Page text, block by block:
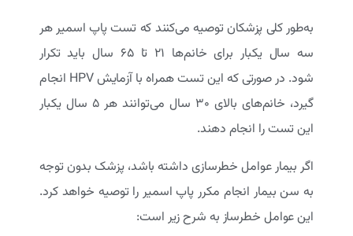
به‌طور کلی پزشکان توصیه می‌کنند که تست پاپ اسمیر هر
سه سال یکبار برای خانم‌ها ۲۱ تا ۶۵ سال باید تکرار
شود. در صورتی که این تست همراه با آزمایش HPV انجام
گیرد، خانم‌های بالای ۳۰ سال می‌توانند هر ۵ سال یکبار
این تست را انجام دهند.
اگر بیمار عوامل خطرسازی داشته باشد، پزشک بدون توجه
به سن بیمار انجام مکرر پاپ اسمیر را توصیه خواهد کرد.
این عوامل خطرساز به شرح زیر است: